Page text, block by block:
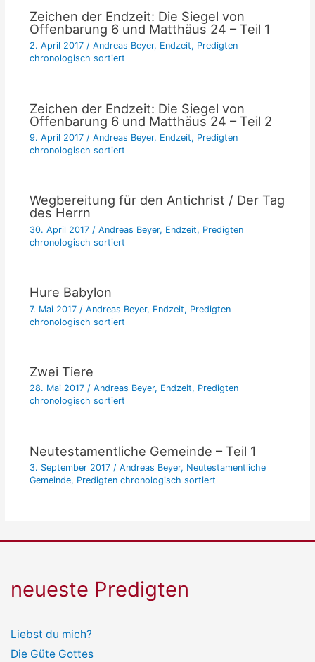
Zeichen der Endzeit: Die Siegel von
Offenbarung 6 und Matthäus 24 – Teil 1
2. April 2017 / Andreas Beyer, Endzeit, Predigten
chronologisch sortiert
Zeichen der Endzeit: Die Siegel von
Offenbarung 6 und Matthäus 24 – Teil 2
9. April 2017 / Andreas Beyer, Endzeit, Predigten
chronologisch sortiert
Wegbereitung für den Antichrist / Der Tag
des Herrn
30. April 2017 / Andreas Beyer, Endzeit, Predigten
chronologisch sortiert
Hure Babylon
7. Mai 2017 / Andreas Beyer, Endzeit, Predigten
chronologisch sortiert
Zwei Tiere
28. Mai 2017 / Andreas Beyer, Endzeit, Predigten
chronologisch sortiert
Neutestamentliche Gemeinde – Teil 1
3. September 2017 / Andreas Beyer, Neutestamentliche
Gemeinde, Predigten chronologisch sortiert
neueste Predigten
Liebst du mich?
Die Güte Gottes